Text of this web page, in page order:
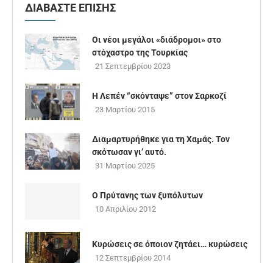
ΔΙΑΒΑΣΤΕ ΕΠΙΣΗΣ
Οι νέοι μεγάλοι «διάδρομοι» στο
στόχαστρο της Τουρκίας
21 Σεπτεμβρίου 2023
Η Λεπέν “σκόνταψε” στον Σαρκοζί
23 Μαρτίου 2015
Διαμαρτυρήθηκε για τη Χαμάς. Τον
σκότωσαν γι’ αυτό.
31 Μαρτίου 2025
Ο Πρύτανης των ξυπόλυτων
10 Απριλίου 2012
Κυρώσεις σε όποιον ζητάει… κυρώσεις
12 Σεπτεμβρίου 2014